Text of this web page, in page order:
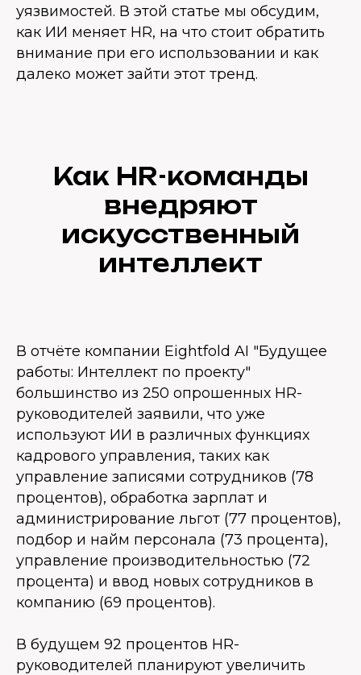
уязвимостей. В этой статье мы обсудим,
как ИИ меняет HR, на что стоит обратить
внимание при его использовании и как
далеко может зайти этот тренд.
Как HR-команды
внедряют
искусственный
интеллект
В отчёте компании Eightfold AI "Будущее
работы: Интеллект по проекту"
большинство из 250 опрошенных HR-
руководителей заявили, что уже
используют ИИ в различных функциях
кадрового управления, таких как
управление записями сотрудников (78
процентов), обработка зарплат и
администрирование льгот (77 процентов),
подбор и найм персонала (73 процента),
управление производительностью (72
процента) и ввод новых сотрудников в
компанию (69 процентов).
В будущем 92 процентов HR-
руководителей планируют увеличить